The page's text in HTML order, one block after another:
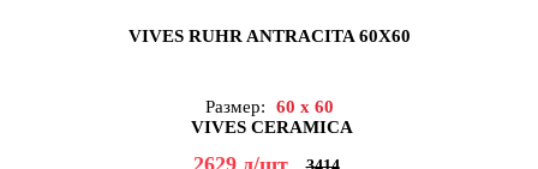
VIVES RUHR ANTRACITA 60X60
Размер:
60 x 60
VIVES CERAMICA
2629 д/шт